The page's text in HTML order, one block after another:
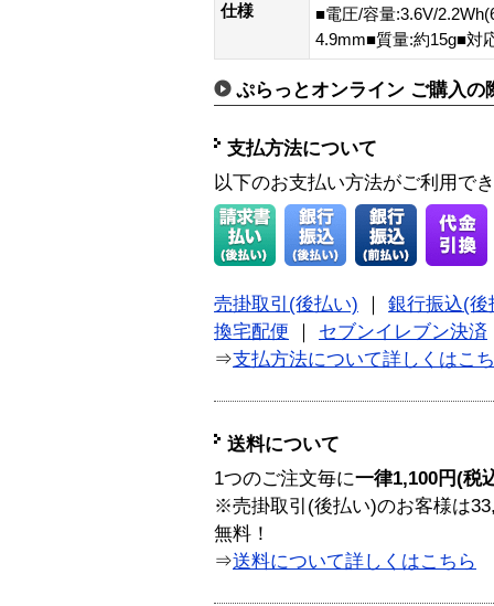
仕様
■電圧/容量:3.6V/
4.9mm■質量:約15g■対
ぷらっとオンライン ご購入の
支払方法について
以下のお支払い方法がご利用で
売掛取引(後払い)
銀行振込(後
換宅配便
セブンイレブン決済
⇒支払方法について詳しくはこ
送料について
1つのご注文毎に一律1,100円(税
※売掛取引(後払い)のお客様は
無料！
⇒送料について詳しくはこちら